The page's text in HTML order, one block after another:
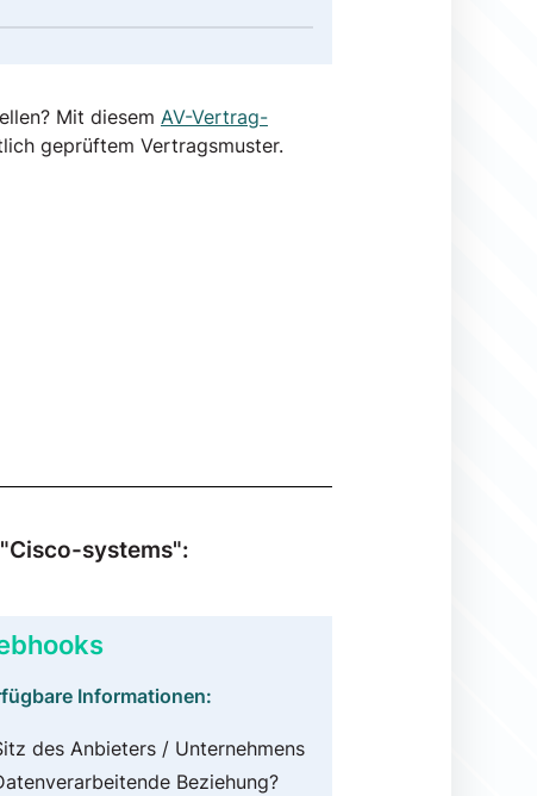
Mit diesem AV-Vertrag-
geprüftem Vertragsmuster.
systems":
Informationen:
des Anbieters / Unternehmens
Beziehung?